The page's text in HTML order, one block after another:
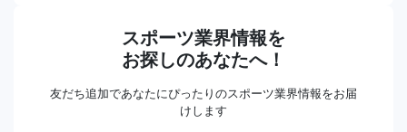
スポーツ業界情報を
お探しのあなたへ！
友だち追加であなたにぴったりのスポーツ業界情報をお届
けします